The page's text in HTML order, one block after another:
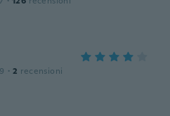
· 2 recensioni